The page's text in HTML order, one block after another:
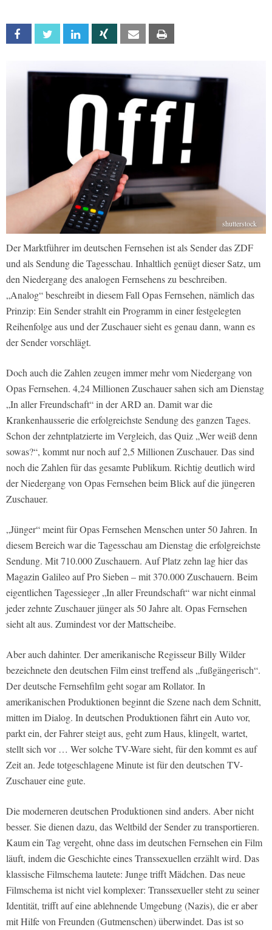
Facebook Twitter Linkedin Xing Email
shutterstock
Der Marktführer im deutschen Fernsehen ist als Sender das ZDF
und als Sendung die Tagesschau. Inhaltlich genügt dieser Satz, um
den Niedergang des analogen Fernsehens zu beschreiben.
„Analog“ beschreibt in diesem Fall Opas Fernsehen, nämlich das
Prinzip: Ein Sender strahlt ein Programm in einer festgelegten
Reihenfolge aus und der Zuschauer sieht es genau dann, wann es
der Sender vorschlägt.
Doch auch die Zahlen zeugen immer mehr vom Niedergang von
Opas Fernsehen. 4,24 Millionen Zuschauer sahen sich am Dienstag
„In aller Freundschaft“ in der ARD an. Damit war die
Krankenhausserie die erfolgreichste Sendung des ganzen Tages.
Schon der zehntplatzierte im Vergleich, das Quiz „Wer weiß denn
sowas?“, kommt nur noch auf 2,5 Millionen Zuschauer. Das sind
noch die Zahlen für das gesamte Publikum. Richtig deutlich wird
der Niedergang von Opas Fernsehen beim Blick auf die jüngeren
Zuschauer.
„Jünger“ meint für Opas Fernsehen Menschen unter 50 Jahren. In
diesem Bereich war die Tagesschau am Dienstag die erfolgreichste
Sendung. Mit 710.000 Zuschauern. Auf Platz zehn lag hier das
Magazin Galileo auf Pro Sieben – mit 370.000 Zuschauern. Beim
eigentlichen Tagessieger „In aller Freundschaft“ war nicht einmal
jeder zehnte Zuschauer jünger als 50 Jahre alt. Opas Fernsehen
sieht alt aus. Zumindest vor der Mattscheibe.
Aber auch dahinter. Der amerikanische Regisseur Billy Wilder
bezeichnete den deutschen Film einst treffend als „fußgängerisch“.
Der deutsche Fernsehfilm geht sogar am Rollator. In
amerikanischen Produktionen beginnt die Szene nach dem Schnitt,
mitten im Dialog. In deutschen Produktionen fährt ein Auto vor,
parkt ein, der Fahrer steigt aus, geht zum Haus, klingelt, wartet,
stellt sich vor … Wer solche TV-Ware sieht, für den kommt es auf
Zeit an. Jede totgeschlagene Minute ist für den deutschen TV-
Zuschauer eine gute.
Die moderneren deutschen Produktionen sind anders. Aber nicht
besser. Sie dienen dazu, das Weltbild der Sender zu transportieren.
Kaum ein Tag vergeht, ohne dass im deutschen Fernsehen ein Film
läuft, indem die Geschichte eines Transsexuellen erzählt wird. Das
klassische Filmschema lautete: Junge trifft Mädchen. Das neue
Filmschema ist nicht viel komplexer: Transsexueller steht zu seiner
Identität, trifft auf eine ablehnende Umgebung (Nazis), die er aber
mit Hilfe von Freunden (Gutmenschen) überwindet. Das ist so